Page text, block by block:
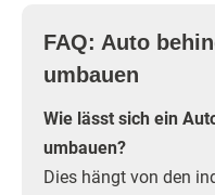
FAQ: Auto
umbauen
Wie lässt sich ein
umbauen?
Dies hängt von den